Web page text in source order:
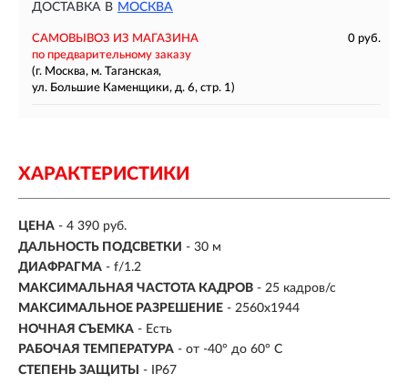
ДОСТАВКА В МОСКВА
САМОВЫВОЗ ИЗ МАГАЗИНА
0 руб.
по предварительному заказу
(г. Москва, м. Таганская,
ул. Большие Каменщики, д. 6, стр. 1)
ХАРАКТЕРИСТИКИ
ЦЕНА - 4 390 руб.
ДАЛЬНОСТЬ ПОДСВЕТКИ - 30 м
ДИАФРАГМА - f/1.2
МАКСИМАЛЬНАЯ ЧАСТОТА КАДРОВ - 25 кадров/с
МАКСИМАЛЬНОЕ РАЗРЕШЕНИЕ - 2560x1944
НОЧНАЯ СЪЕМКА - Есть
РАБОЧАЯ ТЕМПЕРАТУРА - от -40° до 60° C
СТЕПЕНЬ ЗАЩИТЫ
- IP67